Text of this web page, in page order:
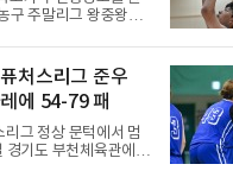
다. 크리스털 팰리스는
상
구 주말리그 왕중왕전
대회 남고부 예선리
앙고를 98-76으로 제
호원이 22점, 정우진
편대의 고른 활약이 승
경기 초반부터 박지오
고르게 터지며 주도권
로 앞선 경복고는 후반
처스리그 준우
에 54-79 패
그 정상 문턱에서 멈
경기도 부천체육관에서